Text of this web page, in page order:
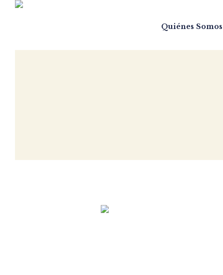
Quiénes Somos